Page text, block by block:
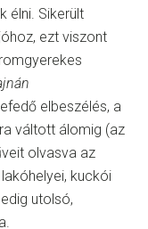
élni. Sikerült
ezt viszont
elbeszélés, a
váltott álomig (az
olvasva az
kuckói
utolsó,